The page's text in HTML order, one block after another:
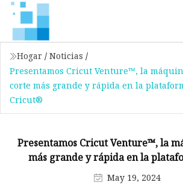
Hogar / Noticias /
Presentamos Cricut Venture™, la
corte más grande y rápida en la
Cricut®
Presentamos Cricut Venture™, la
más grande y rápida en la
May 19, 2024